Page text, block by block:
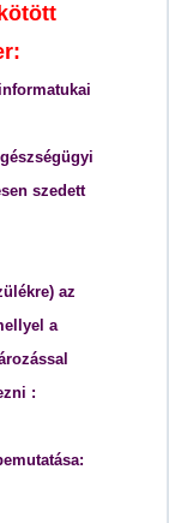
szedett
az
a
: